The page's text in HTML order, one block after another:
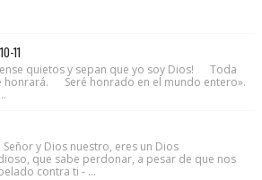
11
quietos y sepan que yo soy Dios! Toda
honrará. Seré honrado en el mundo entero».
Señor y Dios nuestro, eres un Dios
que sabe perdonar, a pesar de que nos
contra ti - ...